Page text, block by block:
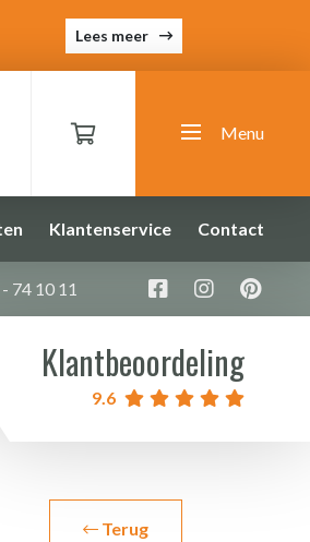
Lees meer
Menu
Klantenservice Contact
74 10 11
Klantbeoordeling
9.6
Terug